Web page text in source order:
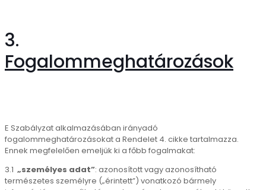
3.
Fogalommeghatározások
E Szabályzat alkalmazásában irányadó
fogalommeghatározásokat a Rendelet 4. cikke tartalmazza.
Ennek megfelelően emeljük ki a főbb fogalmakat:
3.1 „személyes adat”: azonosított vagy azonosítható
természetes személyre („érintett”) vonatkozó bármely